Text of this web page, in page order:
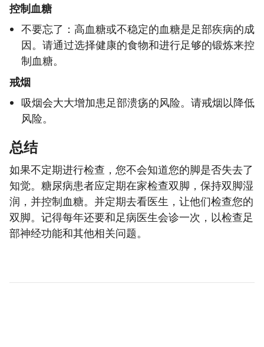
控制血糖
不要忘了：高血糖或不稳定的血糖是足部疾病的成
因。请通过选择健康的食物和进行足够的锻炼来控
制血糖。
戒烟
吸烟会大大增加患足部溃疡的风险。请戒烟以降低
风险。
总结
如果不定期进行检查，您不会知道您的脚是否失去了
知觉。糖尿病患者应定期在家检查双脚，保持双脚湿
润，并控制血糖。并定期去看医生，让他们检查您的
双脚。记得每年还要和足病医生会诊一次，以检查足
部神经功能和其他相关问题。